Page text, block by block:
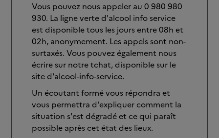
Vous pouvez nous appeler au 0 980 980
930. La ligne verte d'alcool info service
est disponible tous les jours entre 08h et
02h, anonymement. Les appels sont non-
surtaxés. Vous pouvez également nous
écrire sur notre tchat, disponible sur le
site d'alcool-info-service.
Un écoutant formé vous répondra et
vous permettra d'expliquer comment la
situation s'est dégradé et ce qui paraît
possible après cet état des lieux.